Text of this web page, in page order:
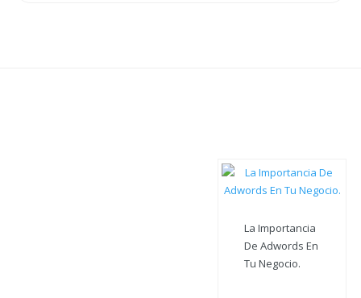
La Importancia
De Adwords En
Tu Negocio.